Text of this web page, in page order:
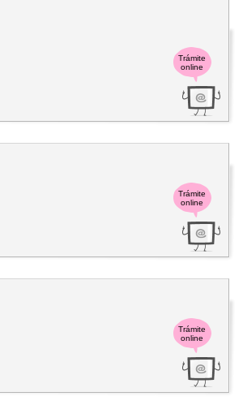
Trámite
online
Trámite
online
Trámite
online